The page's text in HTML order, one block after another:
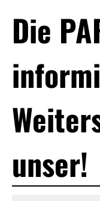
Die
unser!